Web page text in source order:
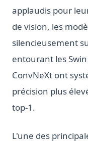
applaudis pour
de vision, les
silencieusement
entourant les
ConvNeXt ont
précision plus
top-1.
L'une des